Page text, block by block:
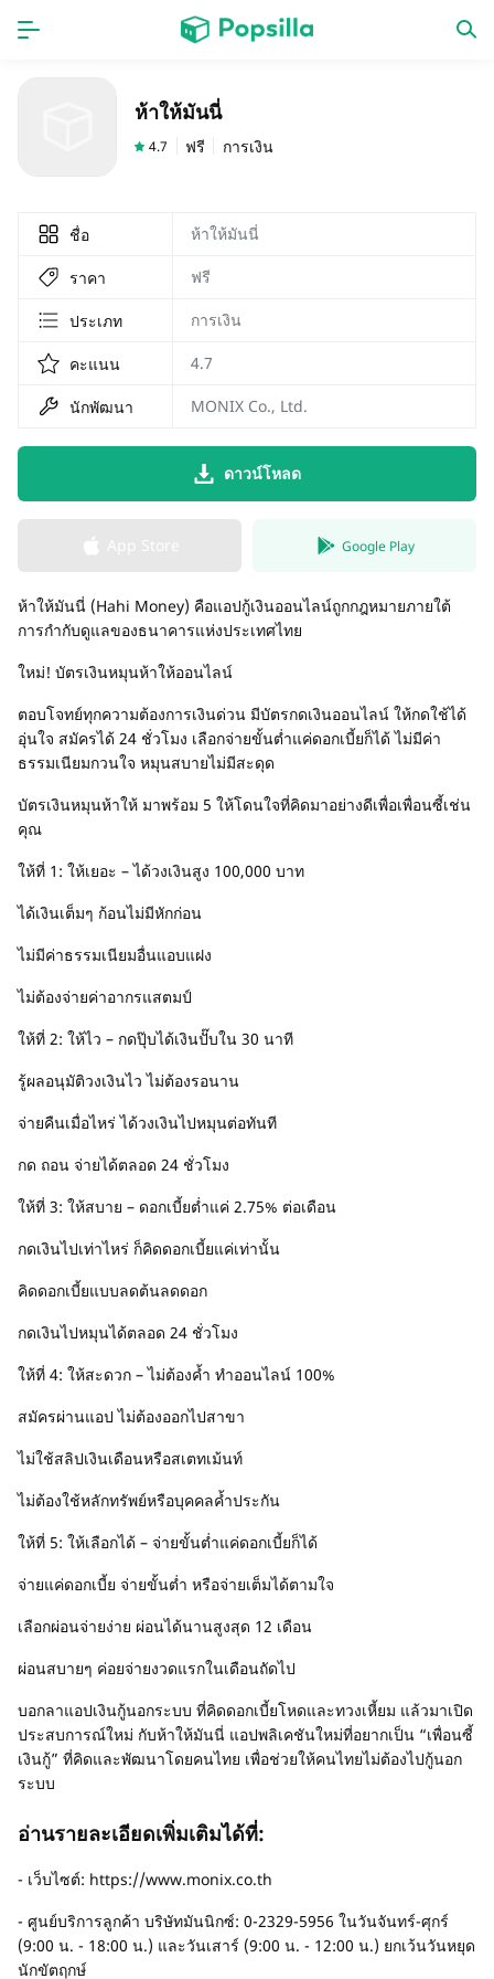
ห้าให้มันนี่
4.7 ฟรี การเงิน
ชื่อ ห้าให้มันนี่
ราคา ฟรี
ประเภท การเงิน
คะแนน 4.7
นักพัฒนา MONIX Co., Ltd.
ดาวน์โหลด
Google Play
ห้าให้มันนี่ (Hahi Money) คือแอปกู้เงินออนไลน์ถูกกฎหมายภายใต้
การกำกับดูแลของธนาคารแห่งประเทศไทย
ใหม่! บัตรเงินหมุนห้าให้ออนไลน์
ตอบโจทย์ทุกความต้องการเงินด่วน มีบัตรกดเงินออนไลน์ ให้กดใช้ได้
อุ่นใจ สมัครได้ 24 ชั่วโมง เลือกจ่ายขั้นต่ำแค่ดอกเบี้ยก็ได้ ไม่มีค่า
ธรรมเนียมกวนใจ หมุนสบายไม่มีสะดุด
บัตรเงินหมุนห้าให้ มาพร้อม 5 ให้โดนใจที่คิดมาอย่างดีเพื่อเพื่อนซี้เช่น
คุณ
ให้ที่ 1: ให้เยอะ – ได้วงเงินสูง 100,000 บาท
ได้เงินเต็มๆ ก้อนไม่มีหักก่อน
ไม่มีค่าธรรมเนียมอื่นแอบแฝง
ไม่ต้องจ่ายค่าอากรแสตมป์
ให้ที่ 2: ให้ไว – กดปุ๊บได้เงินปั๊บใน 30 นาที
รู้ผลอนุมัติวงเงินไว ไม่ต้องรอนาน
จ่ายคืนเมื่อไหร่ ได้วงเงินไปหมุนต่อทันที
กด ถอน จ่ายได้ตลอด 24 ชั่วโมง
ให้ที่ 3: ให้สบาย – ดอกเบี้ยต่ำแค่ 2.75% ต่อเดือน
กดเงินไปเท่าไหร่ ก็คิดดอกเบี้ยแค่เท่านั้น
คิดดอกเบี้ยแบบลดต้นลดดอก
กดเงินไปหมุนได้ตลอด 24 ชั่วโมง
ให้ที่ 4: ให้สะดวก – ไม่ต้องค้ำ ทำออนไลน์ 100%
สมัครผ่านแอป ไม่ต้องออกไปสาขา
ไม่ใช้สลิปเงินเดือนหรือสเตทเม้นท์
ไม่ต้องใช้หลักทรัพย์หรือบุคคลค้ำประกัน
ให้ที่ 5: ให้เลือกได้ – จ่ายขั้นต่ำแค่ดอกเบี้ยก็ได้
จ่ายแค่ดอกเบี้ย จ่ายขั้นต่ำ หรือจ่ายเต็มได้ตามใจ
เลือกผ่อนจ่ายง่าย ผ่อนได้นานสูงสุด 12 เดือน
ผ่อนสบายๆ ค่อยจ่ายงวดแรกในเดือนถัดไป
บอกลาแอปเงินกู้นอกระบบ ที่คิดดอกเบี้ยโหดและทวงเหี้ยม แล้วมาเปิด
ประสบการณ์ใหม่ กับห้าให้มันนี่ แอปพลิเคชันใหม่ที่อยากเป็น “เพื่อนซี้
เงินกู้” ที่คิดและพัฒนาโดยคนไทย เพื่อช่วยให้คนไทยไม่ต้องไปกู้นอก
ระบบ
อ่านรายละเอียดเพิ่มเติมได้ที่:
- เว็บไซต์: https://www.monix.co.th
- ศูนย์บริการลูกค้า บริษัทมันนิกซ์: 0-2329-5956 ในวันจันทร์-ศุกร์
(9:00 น. - 18:00 น.) และวันเสาร์ (9:00 น. - 12:00 น.) ยกเว้นวันหยุด
นักขัตฤกษ์